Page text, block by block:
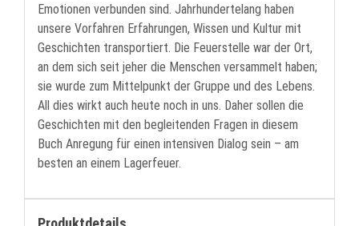
Emotionen verbunden sind. Jahrhundertelang haben
unsere Vorfahren Erfahrungen, Wissen und Kultur mit
Geschichten transportiert. Die Feuerstelle war der Ort,
an dem sich seit jeher die Menschen versammelt haben;
sie wurde zum Mittelpunkt der Gruppe und des Lebens.
All dies wirkt auch heute noch in uns. Daher sollen die
Geschichten mit den begleitenden Fragen in diesem
Buch Anregung für einen intensiven Dialog sein – am
besten an einem Lagerfeuer.